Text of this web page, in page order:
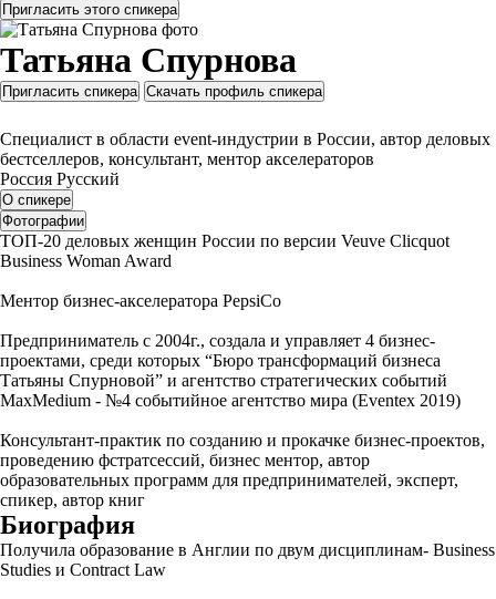
Пригласить этого спикера
Татьяна Спурнова
Пригласить спикера Скачать профиль спикера
Специалист в области event-индустрии в России, автор деловых
бестселлеров, консультант, ментор акселераторов
Россия Русский
О спикере
Фотографии
ТОП-20 деловых женщин России по версии Veuve Clicquot
Business Woman Award
Ментор бизнес-акселератора PepsiCo
Предприниматель с 2004г., создала и управляет 4 бизнес-
проектами, среди которых “Бюро трансформаций бизнеса
Татьяны Спурновой” и агентство стратегических событий
MaxMedium - №4 событийное агентство мира (Eventex 2019)
Консультант-практик по созданию и прокачке бизнес-проектов,
проведению фстратсессий, бизнес ментор, автор
образовательных программ для предпринимателей, эксперт,
спикер, автор книг
Биография
Получила образование в Англии по двум дисциплинам- Business
Studies и Contract Law